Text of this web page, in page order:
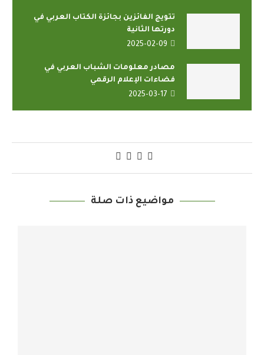
تتويج الفائزين بجائزة الكتاب العربي في
دورتها الثانية
2025-02-09
مصادر معلومات الشباب العربي في
فضاءات الإعلام الرقمي
2025-03-17
مواضيع ذات صلة